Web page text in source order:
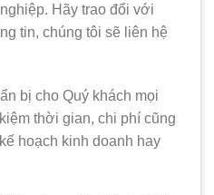
Hãy trao đổi với
tin, chúng tôi sẽ liên hệ
bị cho Quý khách mọi
thời gian, chi phí cũng
hoạch kinh doanh hay